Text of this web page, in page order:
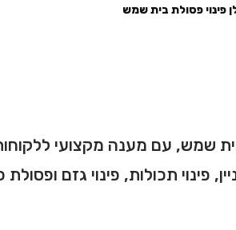
פינוי פסולת בית שמש
שמש, עם מענה מקצועי
פינוי תכולות, פינוי גזם